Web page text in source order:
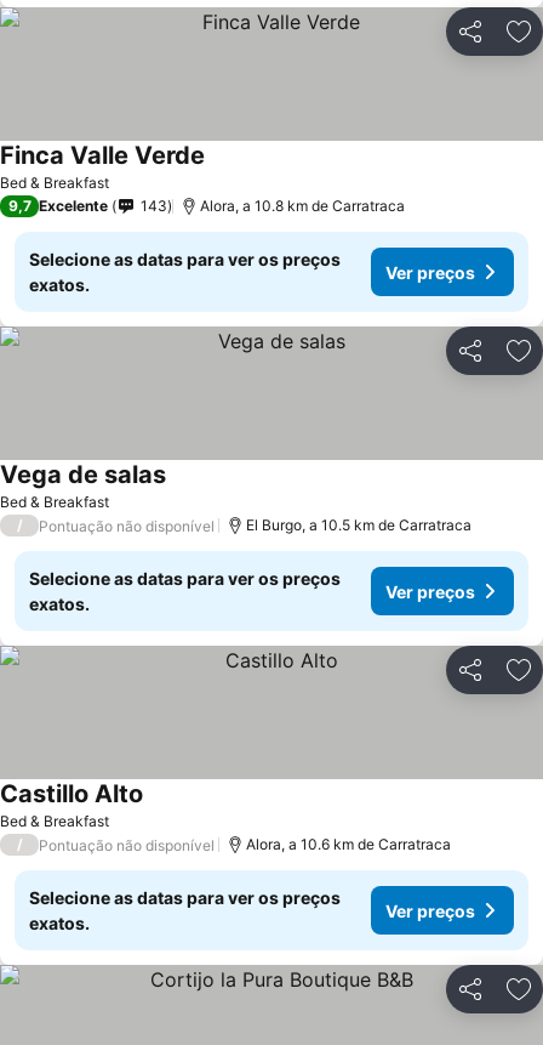
Partilhar
Bed & Breakfast
Finca Valle Verde
9,7 Excelente 143 Alora, a 10.8 km de Carratraca
Selecione as datas para ver os preços
exatos.
Ver preços
Partilhar
Bed & Breakfast
Vega de salas
/ Pontuação não disponível El Burgo, a 10.5 km de Carratraca
Selecione as datas para ver os preços
exatos.
Ver preços
Partilhar
Bed & Breakfast
Castillo Alto
/ Pontuação não disponível Alora, a 10.6 km de Carratraca
Selecione as datas para ver os preços
exatos.
Ver preços
Partilhar